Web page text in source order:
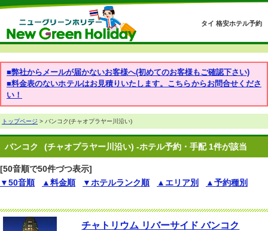
タイ 格安ホテル予約
■弊社からメールが届かないお客様へ(初めてのお客様もご確認下さい)
■料金表のないホテルはお見積りいたします。こちらからお問合せくださ
い！
トップページ > バンコク(チャオプラヤー川沿い)
バンコク (チャオプラヤー川沿い) -ホテル予約・手配 1件が該当
[50音順で50件づつ表示]
▼50音順
▲料金順 ▼ホテルランク順 ▲エリア別 ▲予約種別
チャトリウム リバーサイド バンコク